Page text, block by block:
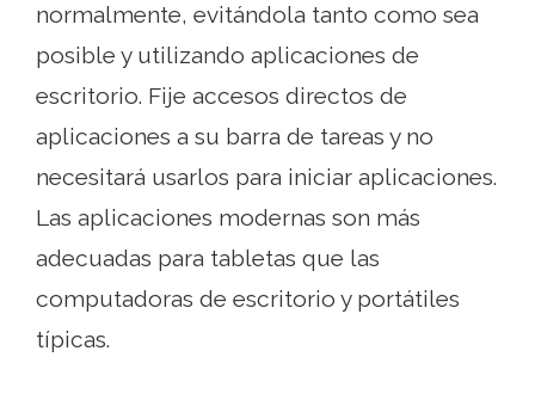
normalmente, evitándola tanto como sea
posible y utilizando aplicaciones de
escritorio. Fije accesos directos de
aplicaciones a su barra de tareas y no
necesitará usarlos para iniciar aplicaciones.
Las aplicaciones modernas son más
adecuadas para tabletas que las
computadoras de escritorio y portátiles
típicas.